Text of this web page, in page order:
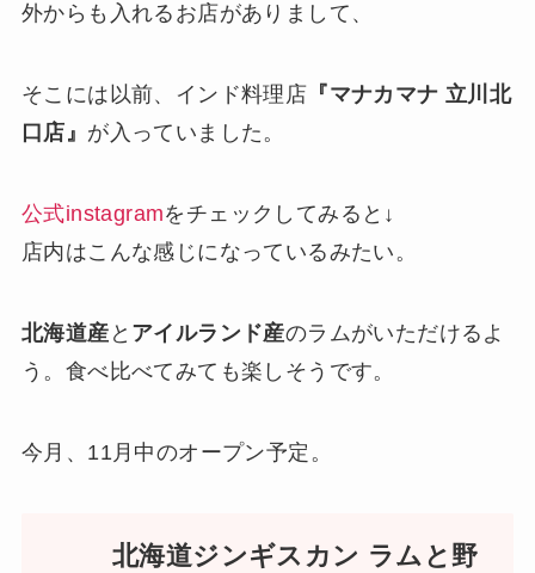
外からも入れるお店がありまして、
そこには以前、インド料理店 『マナカマナ 立川北
口店』 が入っていました。
公式instagramをチェックしてみると↓
店内はこんな感じになっているみたい。
北海道産 と アイルランド産のラムがいただけるよ
う。食べ比べてみても楽しそうです。
今月、11月中のオープン予定。
北海道ジンギスカン ラムと野